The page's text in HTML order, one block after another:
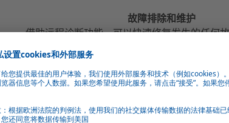
故障排除和维护
借助远程诊断功能，可以快速修复发生的任何